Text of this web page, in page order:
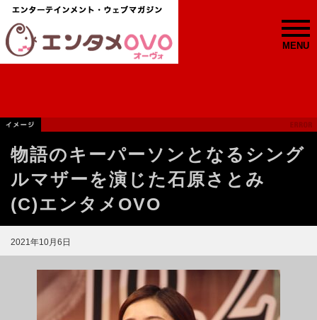
MENU
物語のキーパーソンとなるシング
ルマザーを演じた石原さとみ
(C)エンタメOVO
2021年10月6日